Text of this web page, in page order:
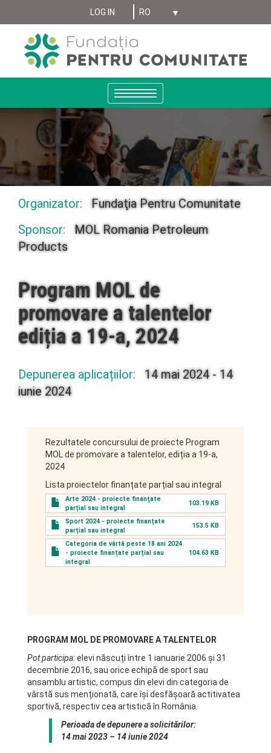
principal
MENIU
CONT
UTILIZATOR
ANONYMUS
LOG IN
Select your language
Toggle
navigation
Organizator:
Fundaţia Pentru Comunitate
Sponsor:
MOL Romania Petroleum
Products
Program MOL de
promovare a talentelor
ediția a 19-a, 2024
Depunerea aplicațiilor: 14 mai 2024- 14
iunie 2024
Rezultatele concursului de proiecte Program
MOL de promovare a talentelor, ediția a 19-a,
2024
Lista proiectelor finanțate parțial sau integral
Arte 2024 - proiecte finanțate
parțial sau integral
103.19 KB
Sport 2024 - proiecte finanțate
parțial sau integral
153.5 KB
Categoria de vârtă peste 18 ani 2024
- proiecte finanțate parțial sau
integral
104.63 KB
PROGRAM MOL DE PROMOVARE A TALENTELOR
Pot participa:elevi născuți între 1 ianuarie 2006 și 31
decembrie 2016, sau orice echipă de sport sau
ansamblu artistic, compus din elevi din categoria de
vârstă sus menționată, care își desfășoară actitivatea
sportivă, respectiv cea artistică în România.
Perioada de depunere a solicitărilor:
14 mai 2023 – 14 iunie 2024